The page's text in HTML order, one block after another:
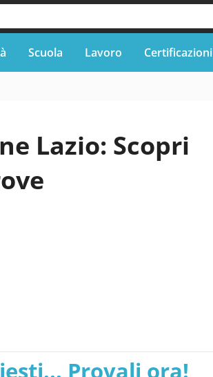
Scuola Lavoro Certificazioni
Lazio: Scopri
Provali ora!